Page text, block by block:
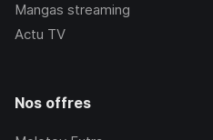
Mangas streaming
Actu TV
Nos offres